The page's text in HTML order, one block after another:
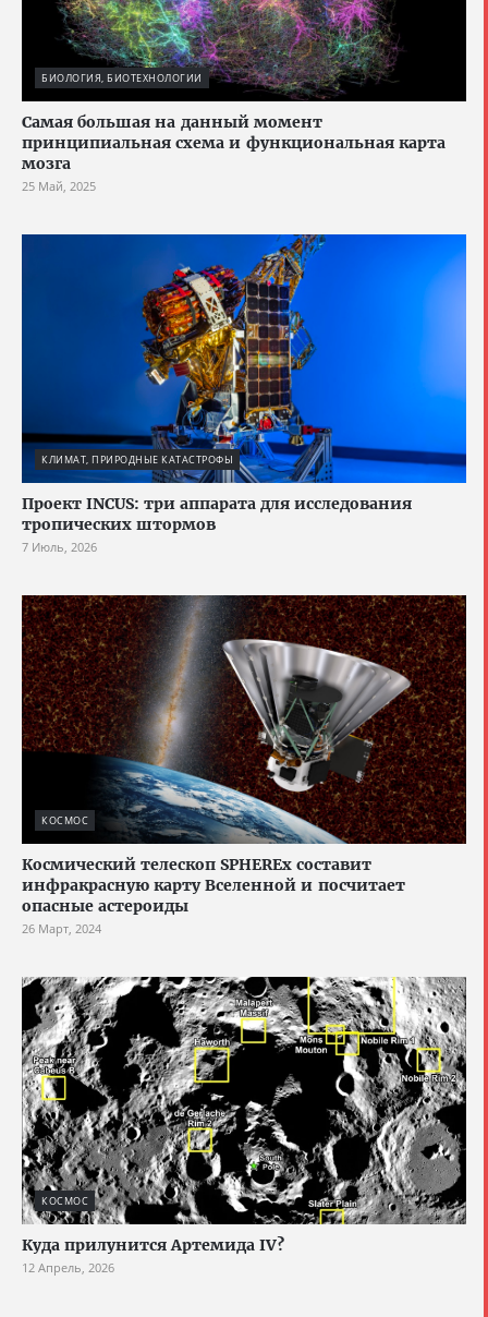
БИОЛОГИЯ, БИОТЕХНОЛОГИИ
Cамая большая на данный момент
принципиальная схема и функциональная карта
мозга
25 Май, 2025
КЛИМАТ, ПРИРОДНЫЕ КАТАСТРОФЫ
Проект INCUS: три аппарата для исследования
тропических штормов
7 Июль, 2026
КОСМОС
Космический телескоп SPHEREx составит
инфракрасную карту Вселенной и посчитает
опасные астероиды
26 Март, 2024
КОСМОС
Куда прилунится Артемида IV?
12 Апрель, 2026